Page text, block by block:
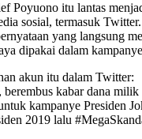
Poyuono itu lantas
sosial, termasuk
yang langsung
dipakai dalam
akun itu dalam Twitter:
kabar dana milik
kampanye Presiden
2019 lalu